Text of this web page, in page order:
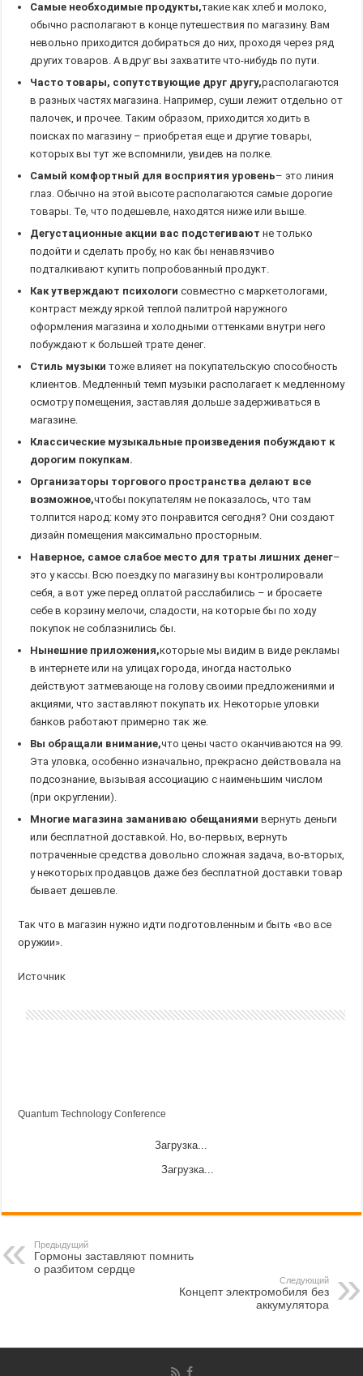
Самые необходимые продукты,такие как хлеб и молоко,
обычно располагают в конце путешествия по магазину. Вам
невольно приходится добираться до них, проходя через ряд
других товаров. А вдруг вы захватите что-нибудь по пути.
Часто товары, сопутствующие друг другу,располагаются
в разных частях магазина. Например, суши лежит отдельно от
палочек, и прочее. Таким образом, приходится ходить в
поисках по магазину – приобретая еще и другие товары,
которых вы тут же вспомнили, увидев на полке.
Самый комфортный для восприятия уровень– это линия
глаз. Обычно на этой высоте располагаются самые дорогие
товары. Те, что подешевле, находятся ниже или выше.
Дегустационные акции вас подстегиваютне только
подойти и сделать пробу, но как бы ненавязчиво
подталкивают купить попробованный продукт.
Как утверждают психологисовместно с маркетологами,
контраст между яркой теплой палитрой наружного
оформления магазина и холодными оттенками внутри него
побуждают к большей трате денег.
Стиль музыкитоже влияет на покупательскую способность
клиентов. Медленный темп музыки располагает к медленному
осмотру помещения, заставляя дольше задерживаться в
магазине.
Классические музыкальные произведения побуждают к
дорогим покупкам.
Организаторы торгового пространства делают все
возможное,чтобы покупателям не показалось, что там
толпится народ: кому это понравится сегодня? Они создают
дизайн помещения максимально просторным.
Наверное, самое слабое место для траты лишних денег–
это у кассы. Всю поездку по магазину вы контролировали
себя, а вот уже перед оплатой расслабились – и бросаете
себе в корзину мелочи, сладости, на которые бы по ходу
покупок не соблазнились бы.
Нынешние приложения,которые мы видим в виде рекламы
в интернете или на улицах города, иногда настолько
действуют затмевающе на голову своими предложениями и
акциями, что заставляют покупать их. Некоторые уловки
банков работают примерно так же.
Вы обращали внимание,что цены часто оканчиваются на 99.
Эта уловка, особенно изначально, прекрасно действовала на
подсознание, вызывая ассоциацию с наименьшим числом
(при округлении).
Многие магазина заманиваю обещаниямивернуть деньги
или бесплатной доставкой. Но, во-первых, вернуть
потраченные средства довольно сложная задача, во-вторых,
у некоторых продавцов даже без бесплатной доставки товар
бывает дешевле.
Так что в магазин нужно идти подготовленным и быть «во все
оружии».
Источник
Quantum Technology Conference
Загрузка...
Загрузка...
Предыдущий
Гормоны заставляют помнить
о разбитом сердце
Следующий
Концепт электромобиля без
аккумулятора